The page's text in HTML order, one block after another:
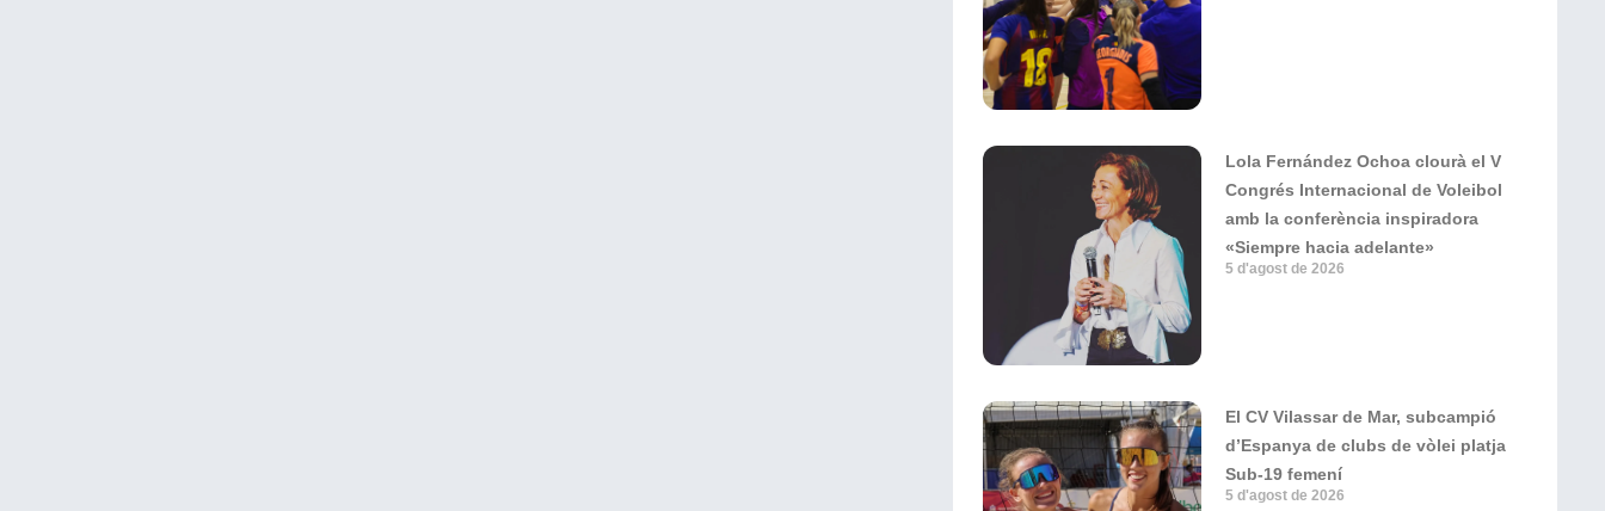
Lola Fernández Ochoa clourà el V
Congrés Internacional de Voleibol
amb la conferència inspiradora
«Siempre hacia adelante»
5 d'agost de 2026
El CV Vilassar de Mar, subcampió
d’Espanya de clubs de vòlei platja
Sub-19 femení
5 d'agost de 2026